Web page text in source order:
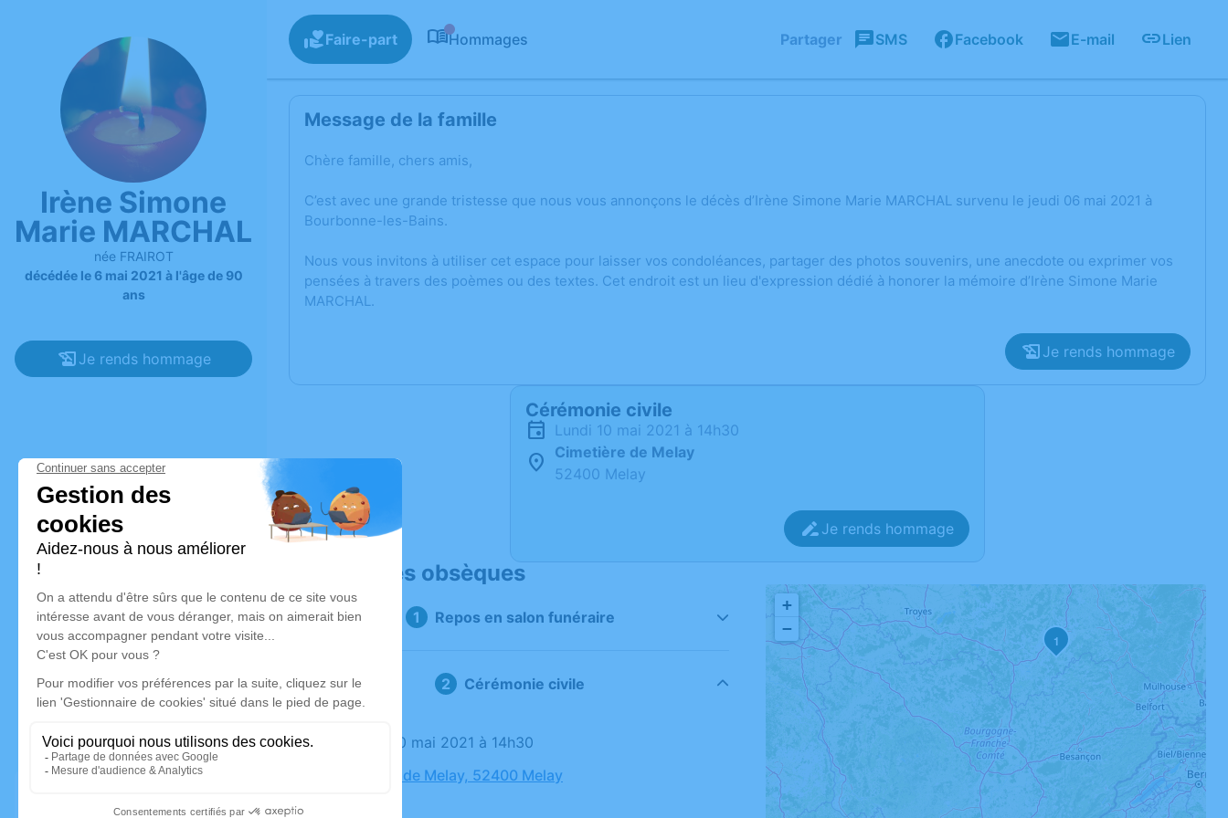
Irène Simone
Marie MARCHAL
née FRAIROT
décédée le 6 mai 2021 à l'âge de 90
ans
Je rends hommage
Faire-part Hommages Partager SMS Facebook E-mail Lien
Message de la famille
Chère famille, chers amis,
C’est avec une grande tristesse que nous vous annonçons le décès d’Irène Simone Marie MARCHAL survenu le jeudi 06 mai 2021 à
Bourbonne-les-Bains.
Nous vous invitons à utiliser cet espace pour laisser vos condoléances, partager des photos souvenirs, une anecdote ou exprimer vos
pensées à travers des poèmes ou des textes. Cet endroit est un lieu d'expression dédié à honorer la mémoire d’Irène Simone Marie
MARCHAL.
Je rends hommage
Cérémonie civile
lundi 10 mai 2021 à 14h30
Cimetière de Melay
52400 Melay
Je rends hommage
Déroulé des obsèques
Repos en salon funéraire
Cérémonie civile
Le lundi 10 mai 2021 à 14h30
Cimetière de Melay, 52400 Melay
1
+
−